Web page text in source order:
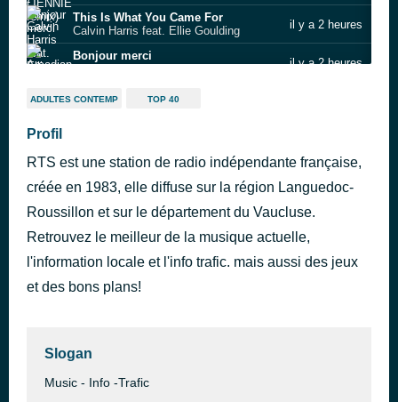
This Is What You Came For
Calvin Harris feat. Ellie Goulding
il y a 2 heures
Bonjour merci
il y a 2 heures
Elizabeth Taylor
They Don´t Care About Us
Michael Jackson
DAI DAI
SHAKIRA FEAT BURNA BOY
il y a 2 heures
ADULTES CONTEMP TOP 40
Profil
RTS est une station de radio indépendante française,
créée en 1983, elle diffuse sur la région Languedoc-
Roussillon et sur le département du Vaucluse.
Retrouvez le meilleur de la musique actuelle,
l'information locale et l'info trafic. mais aussi des jeux
et des bons plans!
Slogan
Music - Info -Trafic